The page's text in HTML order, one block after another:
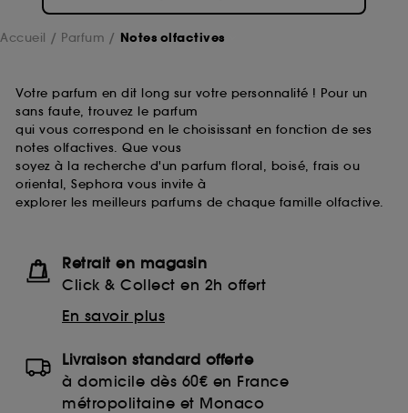
Accueil Parfum Notes olfactives
Votre parfum en dit long sur votre personnalité ! Pour un
sans faute, trouvez le parfum
qui vous correspond en le choisissant en fonction de ses
notes olfactives. Que vous
soyez à la recherche d'un parfum floral, boisé, frais ou
oriental, Sephora vous invite à
explorer les meilleurs parfums de chaque famille olfactive.
Retrait en magasin
Click & Collect en 2h offert
En savoir plus
Livraison standard offerte
à domicile dès 60€ en France
métropolitaine et Monaco